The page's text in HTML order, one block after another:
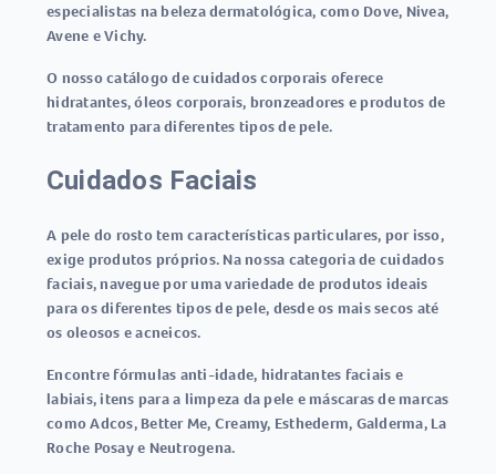
especialistas na beleza dermatológica, como Dove, Nivea,
Avene e Vichy.
O nosso catálogo de cuidados corporais oferece
hidratantes, óleos corporais, bronzeadores e produtos de
tratamento para diferentes tipos de pele.
Cuidados Faciais
A pele do rosto tem características particulares, por isso,
exige produtos próprios. Na nossa categoria de cuidados
faciais, navegue por uma variedade de produtos ideais
para os diferentes tipos de pele, desde os mais secos até
os oleosos e acneicos.
Encontre fórmulas anti-idade, hidratantes faciais e
labiais, itens para a limpeza da pele e máscaras de marcas
como Adcos, Better Me, Creamy, Esthederm, Galderma, La
Roche Posay e Neutrogena.